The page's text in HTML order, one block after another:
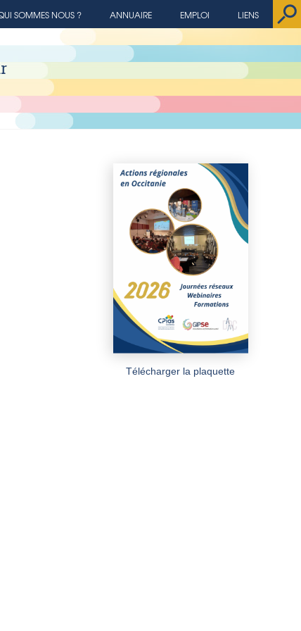
LIENS
EMPLOI
ANNUAIRE
SOMMES NOUS ?
Télécharger la plaquette